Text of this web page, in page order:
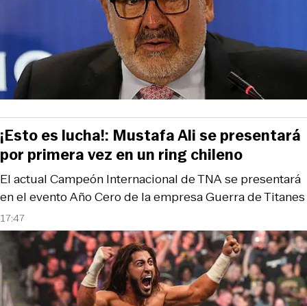
17:47
El actual Campeón Internacional de TNA se presentará
en el evento Año Cero de la empresa Guerra de Titanes
¡Esto es lucha!: Mustafa Ali se presentará
por primera vez en un ring chileno